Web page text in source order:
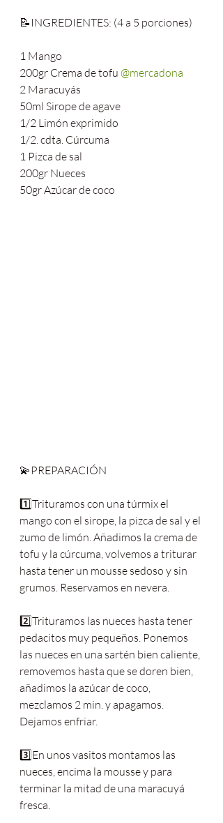
📝INGREDIENTES: (4 a 5 porciones)
1 Mango
200gr Crema de tofu @mercadona
2 Maracuyás
50ml Sirope de agave
1/2 Limón exprimido
1/2. cdta. Cúrcuma
1 Pizca de sal
200gr Nueces
50gr Azúcar de coco
💫PREPARACIÓN
1️⃣Trituramos con una túrmix el
mango con el sirope, la pizca de sal y el
zumo de limón. Añadimos la crema de
tofu y la cúrcuma, volvemos a triturar
hasta tener un mousse sedoso y sin
grumos. Reservamos en nevera.
2️⃣Trituramos las nueces hasta tener
pedacitos muy pequeños. Ponemos
las nueces en una sartén bien caliente,
removemos hasta que se doren bien,
añadimos la azúcar de coco,
mezclamos 2 min. y apagamos.
Dejamos enfriar.
3️⃣En unos vasitos montamos las
nueces, encima la mousse y para
terminar la mitad de una maracuyá
fresca.